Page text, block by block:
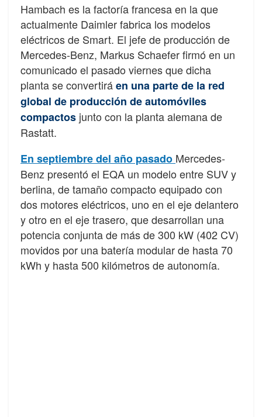
Hambach es la factoría francesa en la que
actualmente Daimler fabrica los modelos
eléctricos de Smart. El jefe de producción de
Mercedes-Benz, Markus Schaefer firmó en un
comunicado el pasado viernes que dicha
planta se convertiráen una parte de la red
global de producción de automóviles
compactos junto con la planta alemana de
Rastatt.
En septiembre del año pasado Mercedes-
Benz presentó el EQA un modelo entre SUV y
berlina, de tamaño compacto equipado con
dos motores eléctricos, uno en el eje delantero
y otro en el eje trasero, que desarrollan una
potencia conjunta de más de 300 kW (402 CV)
movidos por una batería modular de hasta 70
kWh y hasta 500 kilómetros de autonomía.